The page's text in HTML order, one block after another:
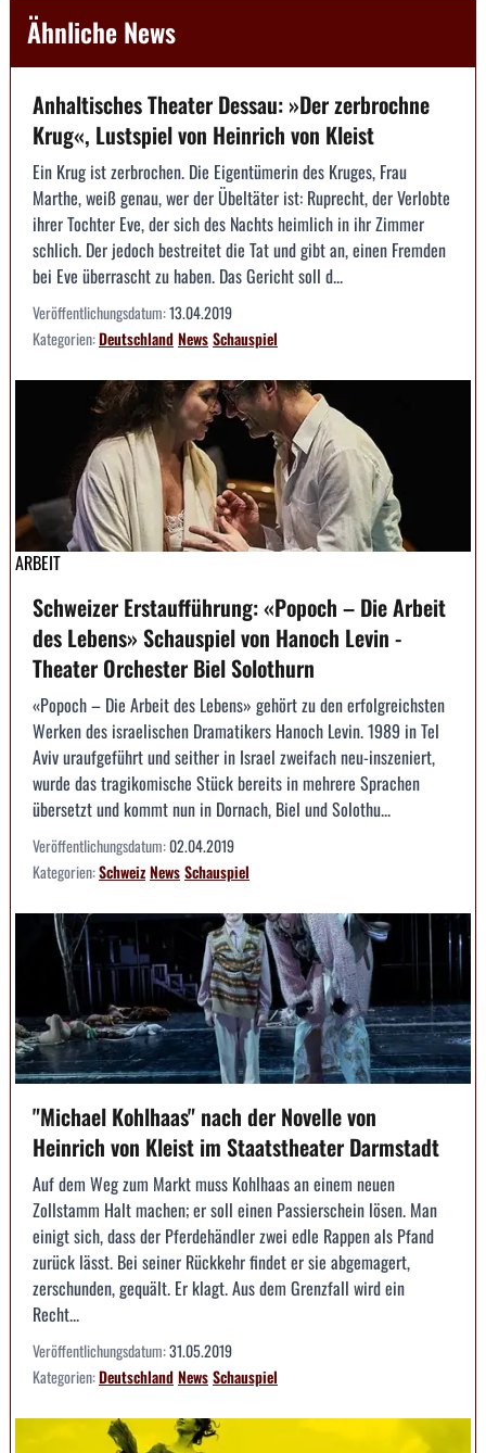
Ähnliche News
Anhaltisches Theater Dessau: »Der zerbrochne
Krug«, Lustspiel von Heinrich von Kleist
Ein Krug ist zerbrochen. Die Eigentümerin des Kruges, Frau
Marthe, weiß genau, wer der Übeltäter ist: Ruprecht, der Verlobte
ihrer Tochter Eve, der sich des Nachts heimlich in ihr Zimmer
schlich. Der jedoch bestreitet die Tat und gibt an, einen Fremden
bei Eve überrascht zu haben. Das Gericht soll d...
Veröffentlichungsdatum:13.04.2019
Kategorien:DeutschlandNewsSchauspiel
ARBEIT
Schweizer Erstaufführung: «Popoch – Die Arbeit
des Lebens» Schauspiel von Hanoch Levin -
Theater Orchester Biel Solothurn
«Popoch – Die Arbeit des Lebens» gehört zu den erfolgreichsten
Werken des israelischen Dramatikers Hanoch Levin. 1989 in Tel
Aviv uraufgeführt und seither in Israel zweifach neu-inszeniert,
wurde das tragikomische Stück bereits in mehrere Sprachen
übersetzt und kommt nun in Dornach, Biel und Solothu...
Veröffentlichungsdatum:02.04.2019
Kategorien:SchweizNewsSchauspiel
"Michael Kohlhaas" nach der Novelle von
Heinrich von Kleist im Staatstheater Darmstadt
Auf dem Weg zum Markt muss Kohlhaas an einem neuen
Zollstamm Halt machen; er soll einen Passierschein lösen. Man
einigt sich, dass der Pferdehändler zwei edle Rappen als Pfand
zurück lässt. Bei seiner Rückkehr findet er sie abgemagert,
zerschunden, gequält. Er klagt. Aus dem Grenzfall wird ein
Recht...
Veröffentlichungsdatum:31.05.2019
Kategorien:DeutschlandNewsSchauspiel